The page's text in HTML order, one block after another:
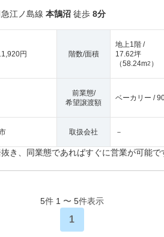
江ノ島線 本鵠沼 徒歩 8分
円 階数/面積
地上1階 /
17.62坪
（58.24m2 ）
前業態/
希望譲渡額
ベーカリー /
取扱会社 －
き、同業態であればすぐに営業が可能で
5件 1 〜 5件表示
1